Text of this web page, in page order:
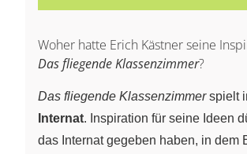
Woher hatte Erich Kästner seine
Das fliegende Klassenzimmer?
Das fliegende Klassenzimmerspielt
Internat. Inspiration für seine Ideen
das Internat gegeben haben, in dem